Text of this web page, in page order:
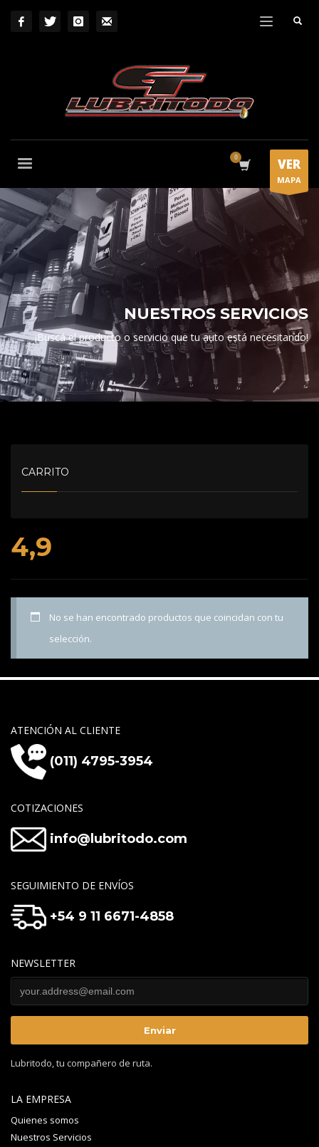
VER
MAPA
NUESTROS SERVICIOS
¡Buscá el producto o servicio que tu auto está necesitando!
4,9
No se han encontrado productos que coincidan con tu
selección.
CARRITO
ATENCIÓN AL CLIENTE
(011) 4795-3954
COTIZACIONES
info@lubritodo.com
SEGUIMIENTO DE ENVÍOS
+54 9 11 6671-4858
NEWSLETTER
Lubritodo, tu compañero de ruta.
LA EMPRESA
Quienes somos
Nuestros Servicios